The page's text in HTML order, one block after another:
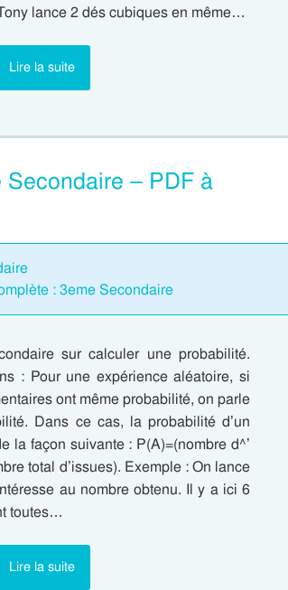
lance 2 dés cubiques en même…
Lire la suite
– PDF à
: 3eme Secondaire
sur calculer une probabilité.
: Pour une expérience aléatoire, si
ont même probabilité, on parle
Dans ce cas, la probabilité d’un
la façon suivante : P(A)=(nombre d^’
total d’issues). Exemple : On lance
au nombre obtenu. Il y a ici 6
toutes…
Lire la suite